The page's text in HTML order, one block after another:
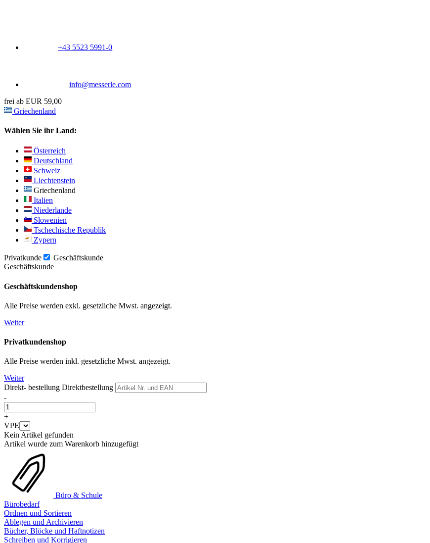
+43 5523 5991-0
info@messerle.com
frei ab EUR 59,00
Griechenland
Wählen Sie ihr Land:
Österreich
Deutschland
Schweiz
Liechtenstein
Griechenland
Italien
Niederlande
Slowenien
Tschechische Republik
Zypern
Privatkunde
Geschäftskunde
Geschäftskunde
Geschäftskundenshop
Alle Preise werden exkl. gesetzliche Mwst. angezeigt.
Weiter
Privatkundenshop
Alle Preise werden inkl. gesetzliche Mwst. angezeigt.
Weiter
Direkt- bestellung Direktbestellung
-
+
VPE
Kein Artikel gefunden
Artikel wurde zum Warenkorb hinzugefügt
Büro & Schule
Bürobedarf
Ordnen und Sortieren
Ablegen und Archivieren
Bücher, Blöcke und Haftnotizen
Schreiben und Korrigieren